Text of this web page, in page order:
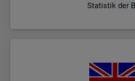
Statistik der